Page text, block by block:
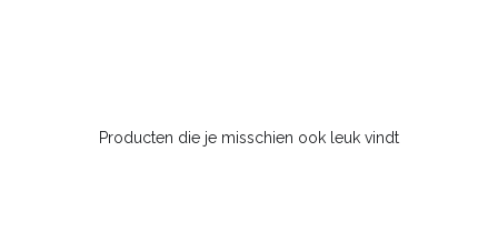
Producten die je misschien ook leuk vindt